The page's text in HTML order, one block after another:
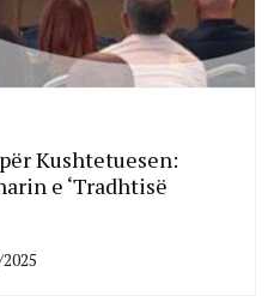
Kushtetuesen:
e ‘Tradhtisë